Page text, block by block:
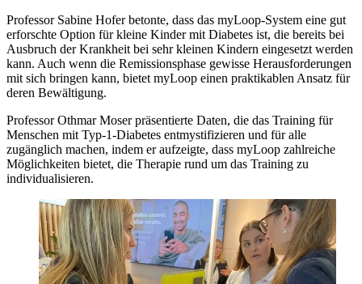
Professor Sabine Hofer betonte, dass das myLoop-System eine gut
erforschte Option für kleine Kinder mit Diabetes ist, die bereits bei
Ausbruch der Krankheit bei sehr kleinen Kindern eingesetzt werden
kann. Auch wenn die Remissionsphase gewisse Herausforderungen
mit sich bringen kann, bietet myLoop einen praktikablen Ansatz für
deren Bewältigung.
Professor Othmar Moser präsentierte Daten, die das Training für
Menschen mit Typ-1-Diabetes entmystifizieren und für alle
zugänglich machen, indem er aufzeigte, dass myLoop zahlreiche
Möglichkeiten bietet, die Therapie rund um das Training zu
individualisieren.